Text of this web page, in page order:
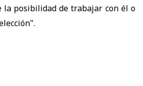
la posibilidad de trabajar con él o